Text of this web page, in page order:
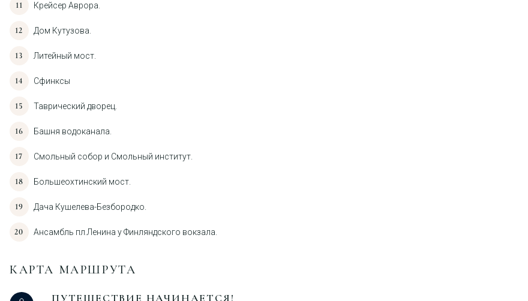
Крейсер Аврора.
Дом Кутузова.
Литейный мост.
Сфинксы
Таврический дворец.
Башня водоканала.
Смольный собор и Смольный институт.
Большеохтинский мост.
Дача Кушелева-Безбородко.
Ансамбль пл.Ленина у Финляндского вокзала.
КАРТА МАРШРУТА
ПУТЕШЕСТВИЕ НАЧИНАЕТСЯ!